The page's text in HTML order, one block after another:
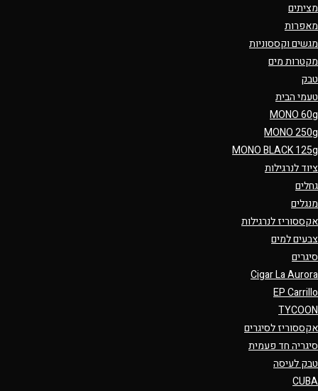
מציתים
מאפרות
מגשים וקססוניות
מקטרות מים
טבק
טעמי הבית
MONO 60g
MONO 250g
MONO BLACK 125g
ציוד לנרגילות
גחלים
מנגלים
אקססוריז לנרגילות
צבעים למים
סיגרים
Cigar La Aurora
EP Carrillo
TYCOON
אקססוריז לסיגרים
סיגריה חד פעמית
טבק לעיסה
CUBA